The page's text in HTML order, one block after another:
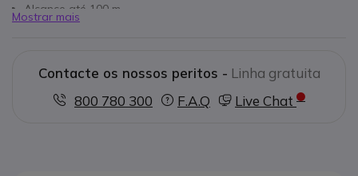
Alcance até 100 m
Acessório exclusivo Jabra
Stealth
Mostrar mais
Contacte os nossos peritos - Linha gratuita
800 780 300
F.A.Q Live Chat